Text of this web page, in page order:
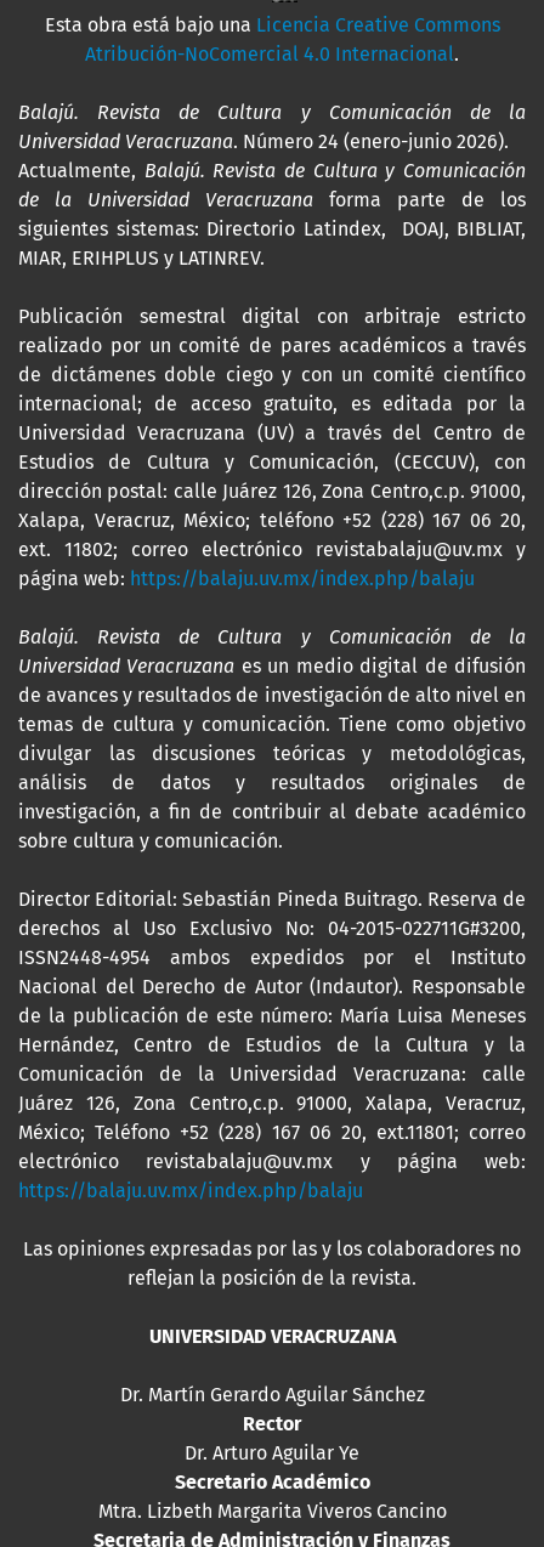
Esta obra está bajo una Licencia Creative Commons
Atribución-NoComercial 4.0 Internacional.
Balajú. Revista de Cultura y Comunicación de la
Universidad Veracruzana. Número 24 (enero-junio 2026).
Actualmente, Balajú. Revista de Cultura y Comunicación
de la Universidad Veracruzana forma parte de los
siguientes sistemas: Directorio Latindex, DOAJ, BIBLIAT,
MIAR, ERIHPLUS y LATINREV.
Publicación semestral digital con arbitraje estricto
realizado por un comité de pares académicos a través
de dictámenes doble ciego y con un comité científico
internacional; de acceso gratuito, es editada por la
Universidad Veracruzana (UV) a través del Centro de
Estudios de Cultura y Comunicación, (CECCUV), con
dirección postal: calle Juárez 126, Zona Centro,c.p. 91000,
Xalapa, Veracruz, México; teléfono +52 (228) 167 06 20,
ext. 11802; correo electrónico revistabalaju@uv.mx y
página web: https://balaju.uv.mx/index.php/balaju
Balajú. Revista de Cultura y Comunicación de la
Universidad Veracruzana es un medio digital de difusión
de avances y resultados de investigación de alto nivel en
temas de cultura y comunicación. Tiene como objetivo
divulgar las discusiones teóricas y metodológicas,
análisis de datos y resultados originales de
investigación, a fin de contribuir al debate académico
sobre cultura y comunicación.
Director Editorial: Sebastián Pineda Buitrago. Reserva de
derechos al Uso Exclusivo No: 04-2015-022711G#3200,
ISSN2448-4954 ambos expedidos por el Instituto
Nacional del Derecho de Autor (Indautor). Responsable
de la publicación de este número: María Luisa Meneses
Hernández, Centro de Estudios de la Cultura y la
Comunicación de la Universidad Veracruzana: calle
Juárez 126, Zona Centro,c.p. 91000, Xalapa, Veracruz,
México; Teléfono +52 (228) 167 06 20, ext.11801; correo
electrónico revistabalaju@uv.mx y página web:
https://balaju.uv.mx/index.php/balaju
Las opiniones expresadas por las y los colaboradores no
reflejan la posición de la revista.
UNIVERSIDAD VERACRUZANA
Dr. Martín Gerardo Aguilar Sánchez
Rector
Dr. Arturo Aguilar Ye
Secretario Académico
Mtra. Lizbeth Margarita Viveros Cancino
Secretaria de Administración y Finanzas